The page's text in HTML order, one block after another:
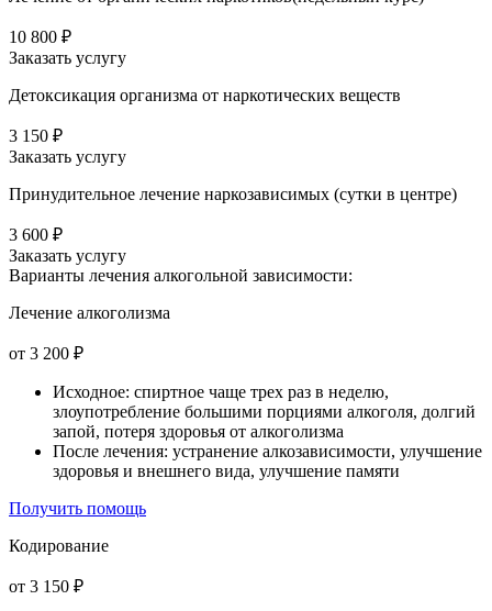
10 800 ₽
Заказать услугу
Детоксикация организма от наркотических веществ
3 150 ₽
Заказать услугу
Принудительное лечение наркозависимых (сутки в центре)
3 600 ₽
Заказать услугу
Варианты лечения алкогольной зависимости:
Лечение алкоголизма
от 3 200 ₽
Исходное: спиртное чаще трех раз в неделю,
злоупотребление большими порциями алкоголя, долгий
запой, потеря здоровья от алкоголизма
После лечения: устранение алкозависимости, улучшение
здоровья и внешнего вида, улучшение памяти
Получить помощь
Кодирование
от 3 150 ₽